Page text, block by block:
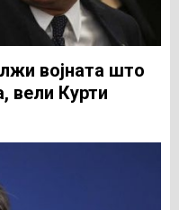
војната што
вели Курти